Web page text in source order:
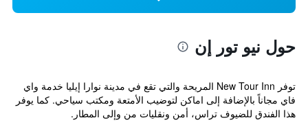
حول نيو تور إن
توفر New Tour Inn المريحة والتي تقع في مدينة نوارا إيليا خدمة واي
فاي مجاناً بالإضافة إلى اماكن لتوضيب الأمتعة ومكتب سياحي. كما يوفر
هذا الفندق للضيوف تراس، أمن ونقليات من وإلى المطار.